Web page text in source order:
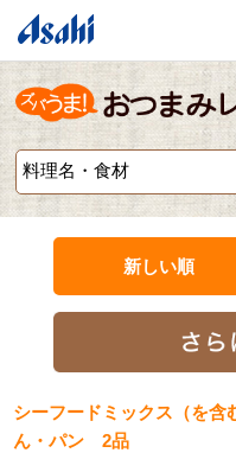
新しい順
シーフードミックス（を含
ん・パン 2品